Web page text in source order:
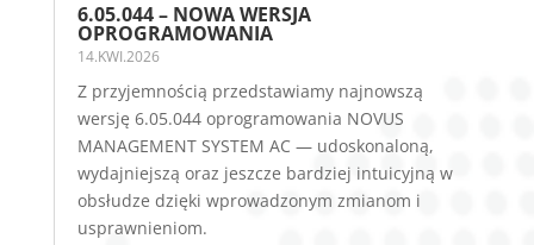
6.05.044 – NOWA WERSJA
OPROGRAMOWANIA
14.KWI.2026
Z przyjemnością przedstawiamy najnowszą
wersję 6.05.044 oprogramowania NOVUS
MANAGEMENT SYSTEM AC — udoskonaloną,
wydajniejszą oraz jeszcze bardziej intuicyjną w
obsłudze dzięki wprowadzonym zmianom i
usprawnieniom.